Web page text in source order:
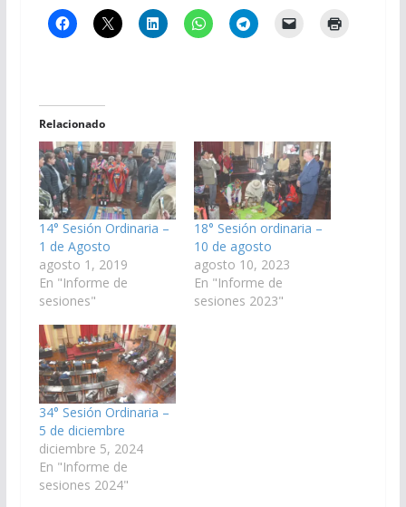
Relacionado
14° Sesión Ordinaria –
1 de Agosto
agosto 1, 2019
En "Informe de
sesiones"
18° Sesión ordinaria –
10 de agosto
agosto 10, 2023
En "Informe de
sesiones 2023"
34° Sesión Ordinaria –
5 de diciembre
diciembre 5, 2024
En "Informe de
sesiones 2024"